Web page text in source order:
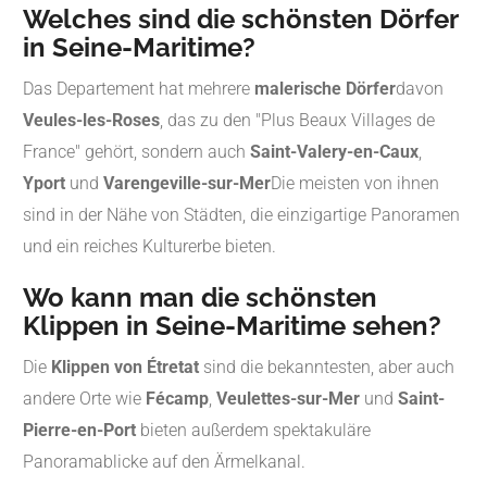
Welches sind die schönsten Dörfer
in Seine-Maritime?
Das Departement hat mehrere malerische Dörferdavon
Veules-les-Roses, das zu den "Plus Beaux Villages de
France" gehört, sondern auch Saint-Valery-en-Caux,
Yport und Varengeville-sur-MerDie meisten von ihnen
sind in der Nähe von Städten, die einzigartige Panoramen
und ein reiches Kulturerbe bieten.
Wo kann man die schönsten
Klippen in Seine-Maritime sehen?
Die Klippen von Étretat sind die bekanntesten, aber auch
andere Orte wie Fécamp, Veulettes-sur-Mer und Saint-
Pierre-en-Port bieten außerdem spektakuläre
Panoramablicke auf den Ärmelkanal.